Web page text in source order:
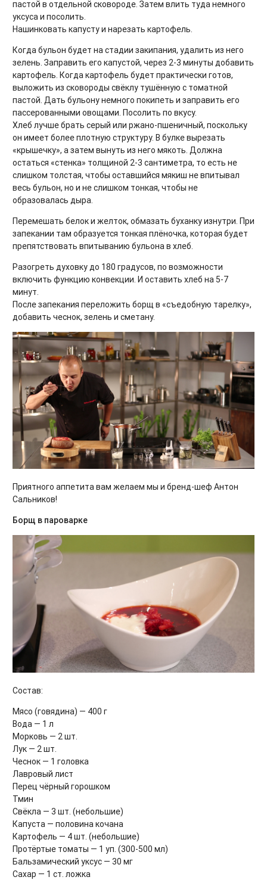
пастой в отдельной сковороде. Затем влить туда немного
уксуса и посолить.
Нашинковать капусту и нарезать картофель.
Когда бульон будет на стадии закипания, удалить из него
зелень. Заправить его капустой, через 2-3 минуты добавить
картофель. Когда картофель будет практически готов,
выложить из сковороды свёклу тушённую с томатной
пастой. Дать бульону немного покипеть и заправить его
пассерованными овощами. Посолить по вкусу.
Хлеб лучше брать серый или ржано-пшеничный, поскольку
он имеет более плотную структуру. В булке вырезать
«крышечку», а затем вынуть из него мякоть. Должна
остаться «стенка» толщиной 2-3 сантиметра, то есть не
слишком толстая, чтобы оставшийся мякиш не впитывал
весь бульон, но и не слишком тонкая, чтобы не
образовалась дыра.
Перемешать белок и желток, обмазать буханку изнутри. При
запекании там образуется тонкая плёночка, которая будет
препятствовать впитыванию бульона в хлеб.
Разогреть духовку до 180 градусов, по возможности
включить функцию конвекции. И оставить хлеб на 5-7
минут.
После запекания переложить борщ в «съедобную тарелку»,
добавить чеснок, зелень и сметану.
Приятного аппетита вам желаем мы и бренд-шеф Антон
Сальников!
Борщ в пароварке
Состав:
Мясо (говядина) — 400 г
Вода — 1 л
Морковь — 2 шт.
Лук — 2 шт.
Чеснок — 1 головка
Лавровый лист
Перец чёрный горошком
Тмин
Свёкла — 3 шт. (небольшие)
Капуста — половина кочана
Картофель — 4 шт. (небольшие)
Протёртые томаты — 1 уп. (300-500 мл)
Бальзамический уксус — 30 мг
Сахар — 1 ст. ложка